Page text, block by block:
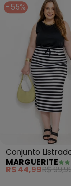
-55%
Conjunto
Branco Blusa e
MARGUERITE
R$ 44,99R$